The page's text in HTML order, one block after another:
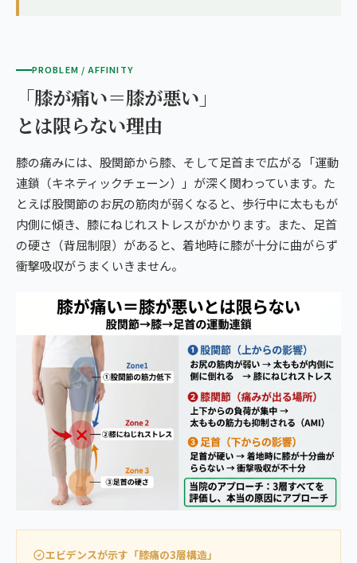
PROBLEM / AFFINITY
「膝が痛い＝膝が悪い」
とは限らない理由
膝の痛みには、股関節から膝、そして足首まで広がる「運動
連鎖（キネティックチェーン）」が深く関わっています。た
とえば股関節のお尻の筋肉が弱くなると、歩行中に太ももが
内側に傾き、膝にねじれストレスがかかります。また、足首
の硬さ（背屈制限）があると、着地時に膝が十分に曲がらず
衝撃吸収がうまくいきません。
エビデンスが示す「膝痛の3層構造」